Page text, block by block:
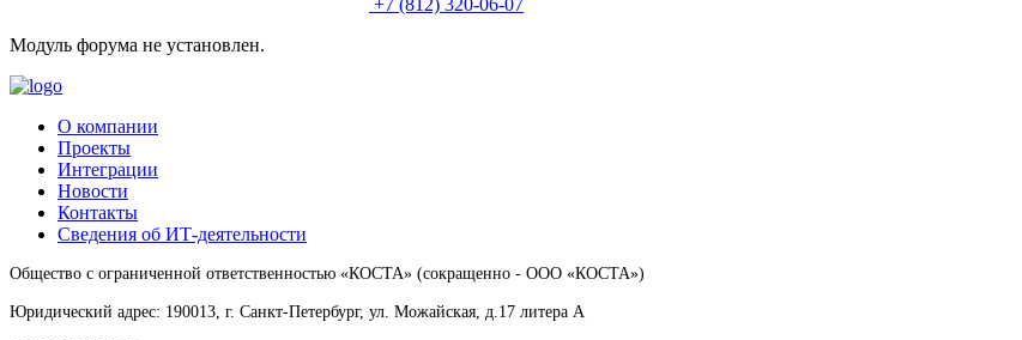
+7 (812) 320-06-07
Модуль форума не установлен.
О компании
Проекты
Интеграции
Новости
Контакты
Сведения об ИТ-деятельности
Общество с ограниченной ответственностью «КОСТА» (сокращенно - ООО «КОСТА»)
Юридический адрес: 190013, г. Санкт-Петербург, ул. Можайская, д.17 литера А